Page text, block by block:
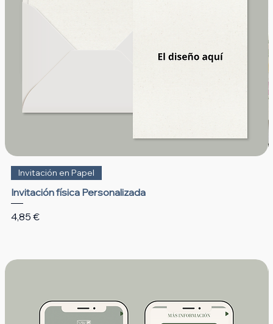
Invitación en Papel
Invitación física Personalizada
Precio
4,85 €